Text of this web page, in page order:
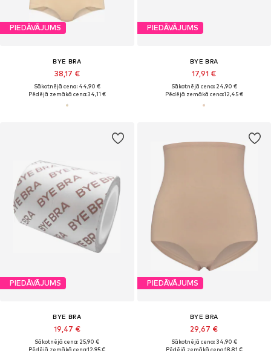
PIEDĀVĀJUMS
BYE BRA
38,17 €
Sākotnējā cena: 44,90 €
Pēdējā zemākā cena:34,11 €
PIEDĀVĀJUMS
BYE BRA
17,91 €
Sākotnējā cena: 24,90 €
Pēdējā zemākā cena:12,45 €
PIEDĀVĀJUMS
BYE BRA
19,47 €
Sākotnējā cena: 25,90 €
Pēdējā zemākā cena:12,95 €
PIEDĀVĀJUMS
BYE BRA
29,67 €
Sākotnējā cena: 34,90 €
Pēdējā zemākā cena:18,81 €